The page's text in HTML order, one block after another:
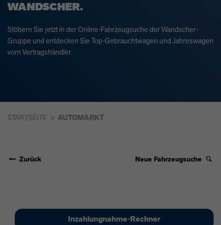
WANDSCHER.
Stöbern Sie jetzt in der Online-Fahrzeugsuche der Wandscher-
Gruppe und entdecken Sie Top-Gebrauchtwagen und Jahreswagen
vom Vertragshändler.
STARTSEITE AUTOMARKT
Zurück Neue Fahrzeugsuche
Inzahlungnahme-Rechner